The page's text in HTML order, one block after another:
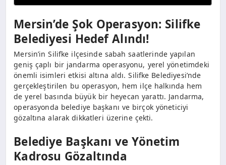
Mersin’de Şok Operasyon: Silifke
Belediyesi Hedef Alındı!
Mersin’in Silifke ilçesinde sabah saatlerinde yapılan
geniş çaplı bir jandarma operasyonu, yerel yönetimdeki
önemli isimleri etkisi altına aldı. Silifke Belediyesi’nde
gerçekleştirilen bu operasyon, hem ilçe halkında hem
de yerel basında büyük bir heyecan yarattı. Jandarma,
operasyonda belediye başkanı ve birçok yöneticiyi
gözaltına alarak dikkatleri üzerine çekti.
Belediye Başkanı ve Yönetim
Kadrosu Gözaltında